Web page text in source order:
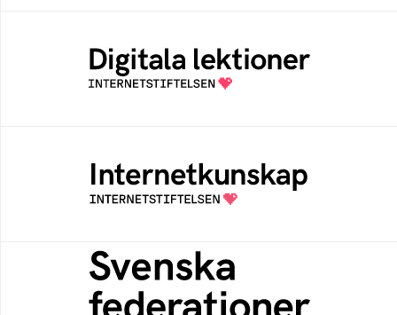
Öppen digital lärresurs med färdiga lektioner
för alla stadier i grundskolan
Samlad kunskap som hjälper dig att bli en
säker och medveten internetanvändare
Svenska federationer
Grunden för medlemskap i en sektors- eller
kontextspecifik federation